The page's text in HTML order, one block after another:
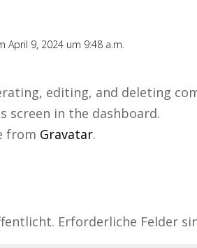
April 9, 2024 um 9:48 a.m.
editing, and deleting
screen in the dashboard.
from Gravatar.
Erforderliche Felder